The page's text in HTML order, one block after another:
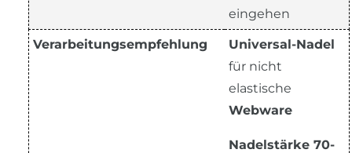
eingehen
Verarbeitungsempfehlung
Universal-Nadel
für nicht
elastische
Webware
Nadelstärke 70-